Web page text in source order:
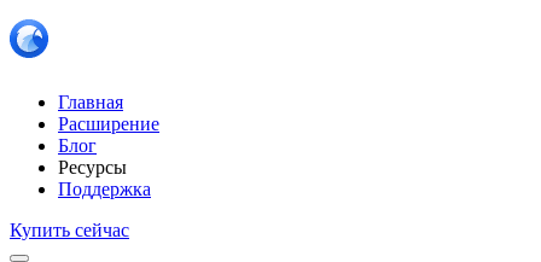
Главная
Расширение
Блог
Ресурсы
Поддержка
Купить сейчас